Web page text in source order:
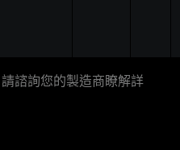
諮詢您的製造商瞭解詳